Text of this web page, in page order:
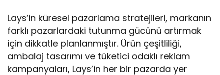
Lays’in küresel pazarlama stratejileri, markanın
farklı pazarlardaki tutunma gücünü artırmak
için dikkatle planlanmıştır. Ürün çeşitliliği,
ambalaj tasarımı ve tüketici odaklı reklam
kampanyaları, Lays’in her bir pazarda yer